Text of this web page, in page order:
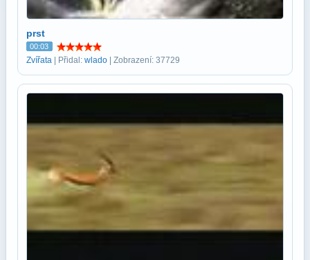
prst
00:03
Zvířata | Přidal: wlado | Zobrazení: 37729